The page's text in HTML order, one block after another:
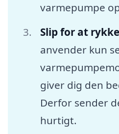
varmepumpe
Slip for at
anvender kun
giver dig den
Derfor sender
hurtigt.